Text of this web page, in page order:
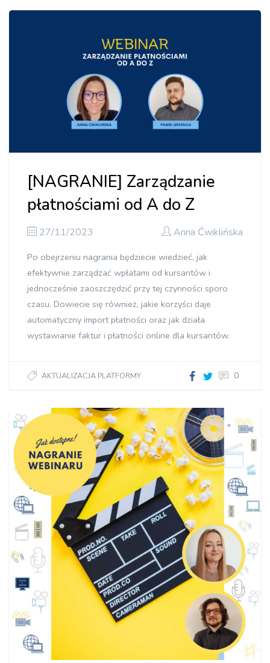
językowa
„Największym
sukcesem
są moi
kursanci!”"]
[NAGRANIE] Zarządzanie
płatnościami od A do Z
27/11/2023 Anna Ćwiklińska
Po obejrzeniu nagrania będziecie wiedzieć, jak
efektywnie zarządzać wpłatami od kursantów i
jednocześnie zaoszczędzić przy tej czynności sporo
czasu. Dowiecie się również, jakie korzyści daje
automatyczny import płatności oraz jak działa
wystawianie faktur i płatności online dla kursantów.
AKTUALIZACJA PLATFORMY
płatnościami
od A do
Z"]
0